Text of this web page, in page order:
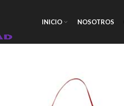
INICIO NOSOTROS